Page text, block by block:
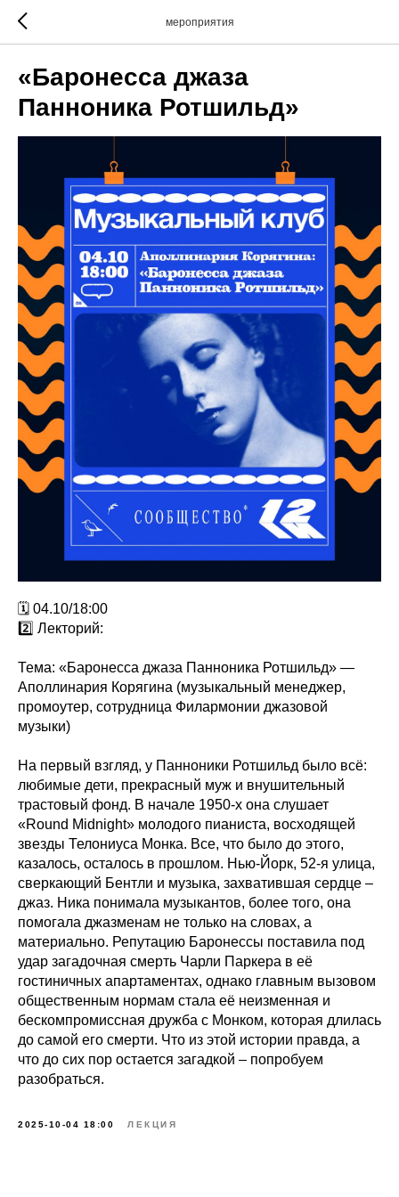
мероприятия
«Баронесса джаза
Панноника Ротшильд»
🗓 04.10/18:00
2️⃣ Лекторий:
Тема: «Баронесса джаза Панноника Ротшильд» —
Аполлинария Корягина (музыкальный менеджер,
промоутер, сотрудница Филармонии джазовой
музыки)
На первый взгляд, у Панноники Ротшильд было всё:
любимые дети, прекрасный муж и внушительный
трастовый фонд. В начале 1950-х она слушает
«Round Midnight» молодого пианиста, восходящей
звезды Телониуса Монка. Все, что было до этого,
казалось, осталось в прошлом. Нью-Йорк, 52-я улица,
сверкающий Бентли и музыка, захватившая сердце –
джаз. Ника понимала музыкантов, более того, она
помогала джазменам не только на словах, а
материально. Репутацию Баронессы поставила под
удар загадочная смерть Чарли Паркера в её
гостиничных апартаментах, однако главным вызовом
общественным нормам стала её неизменная и
бескомпромиссная дружба с Монком, которая длилась
до самой его смерти. Что из этой истории правда, а
что до сих пор остается загадкой – попробуем
разобраться.
2025-10-04 18:00 ЛЕКЦИЯ